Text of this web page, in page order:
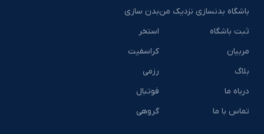
باشگاه بدنسازی نزدیک من
ثبت باشگاه
مربیان
بلاگ
درباه ما
تماس با ما
بدن سازی
استخر
کراسفیت
رزمی
فوتبال
گروهی